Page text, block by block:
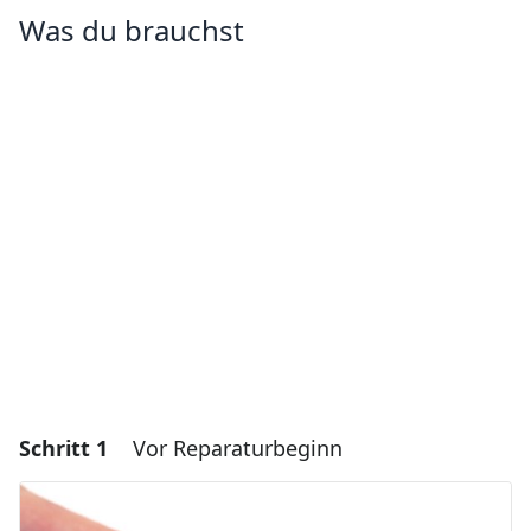
Was du brauchst
Schritt 1 Vor Reparaturbeginn